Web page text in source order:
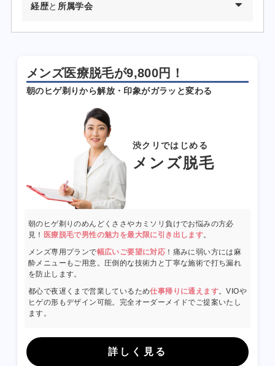
経歴と 所属学会
2009年03月 東京医科歯科大学医学部医学科卒業
2010年04月 東京医科歯科大学医学部付属病院 研修医
2011年04月 日産厚生会玉川病院 研修医
2012年04月 東京医科歯科大学皮膚科 勤務
2012年09月 台東保健所保健予防課・保健サービス課 兼務
2013年09月～都内大手美容外科・皮膚科に勤務
2015年01月 渋谷美容外科クリニック渋谷院 副院長就任
2024年01月 渋谷美容外科クリニック新宿院 院長就任
日本抗加齢医学会会員
プロフィール
メンズ医療脱毛が9,800円！
朝のヒゲ剃りから解放・印象がガラッと変わる
渋クリではじめる
メンズ脱毛
朝のヒゲ剃りのめんどくささやカミソリ負けでお悩みの方必
見！ 医療脱毛で男性の魅力を最大限に引き出します。
メンズ専用プランで幅広いご要望に対応 ！痛みに弱い方には麻
酔メニューもご用意。圧倒的な技術力と丁寧な施術で打ち漏れ
を防止します。
都心で夜遅くまで営業しているため仕事帰りに通えます。VIOや
ヒゲの形もデザイン可能。完全オーダーメイドでご提案いたし
ます。
詳しく見る